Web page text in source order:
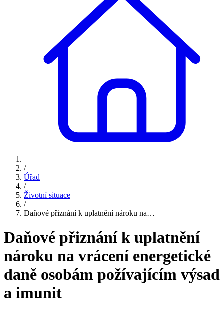
/
Úřad
/
Životní situace
/
Daňové přiznání k uplatnění nároku na…
Daňové přiznání k uplatnění
nároku na vrácení energetické
daně osobám požívajícím výsad
a imunit